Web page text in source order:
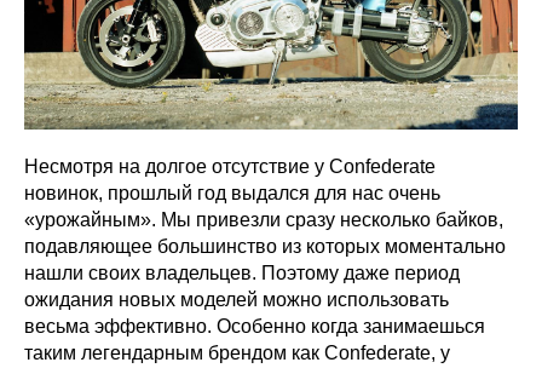
Несмотря на долгое отсутствие у Confederate
новинок, прошлый год выдался для нас очень
«урожайным». Мы привезли сразу несколько байков,
подавляющее большинство из которых моментально
нашли своих владельцев. Поэтому даже период
ожидания новых моделей можно использовать
весьма эффективно. Особенно когда занимаешься
таким легендарным брендом как Confederate, у